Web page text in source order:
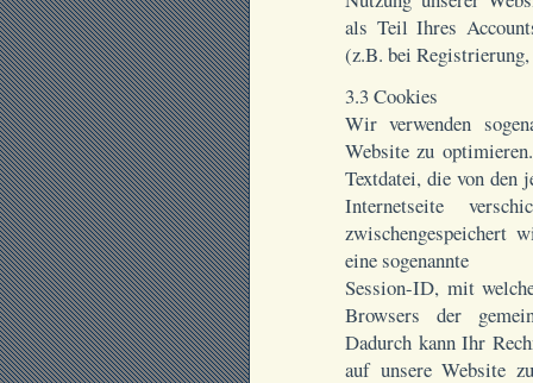
als Teil Ihres
(z.B. bei
3.3 Cookies
Wir verwenden
Website zu
Textdatei, die von den
Internetseite
zwischengespeichert
eine sogenannte
Session-ID, mit
Browsers der
Dadurch kann Ihr
auf unsere Website